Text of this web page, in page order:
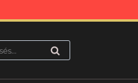
KERESÉS